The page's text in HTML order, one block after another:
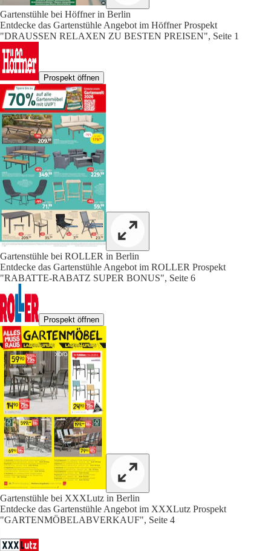
Gartenstühle bei Höffner in Berlin
Entdecke das Gartenstühle Angebot im Höffner Prospekt
"DRAUSSEN RELAXEN ZU BESTEN PREISEN", Seite 1
Prospekt öffnen
Gartenstühle bei ROLLER in Berlin
Entdecke das Gartenstühle Angebot im ROLLER Prospekt
"RABATTE-RABATZ SUPER BONUS", Seite 6
Prospekt öffnen
Gartenstühle bei XXXLutz in Berlin
Entdecke das Gartenstühle Angebot im XXXLutz Prospekt
"GARTENMÖBELABVERKAUF", Seite 4